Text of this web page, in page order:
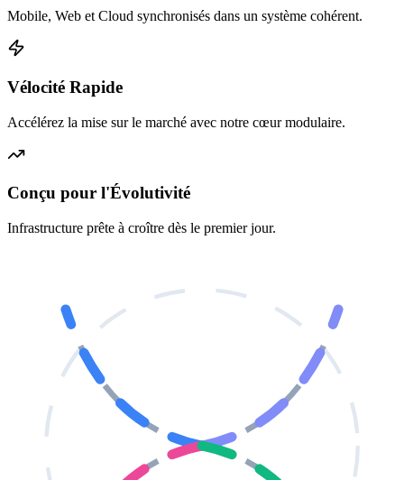
Mobile, Web et Cloud synchronisés dans un système cohérent.
Vélocité Rapide
Accélérez la mise sur le marché avec notre cœur modulaire.
Conçu pour l'Évolutivité
Infrastructure prête à croître dès le premier jour.